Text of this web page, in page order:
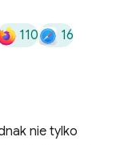
110 16
nie tylko